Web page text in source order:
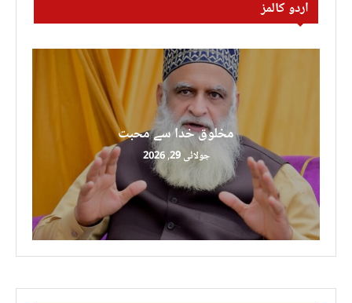
اردو کالمز
مخلوق خدا سے محبت
جولائی 29, 2026